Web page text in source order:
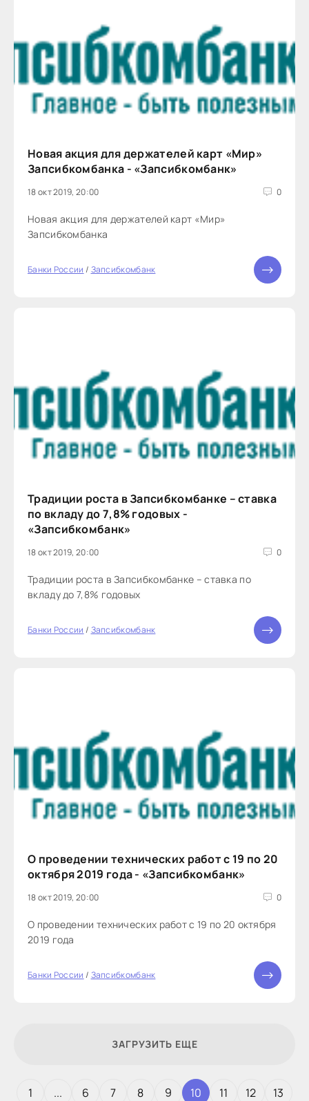
Новая акция для держателей карт «Мир»
Запсибкомбанка - «Запсибкомбанк»
18 окт 2019, 20:00 0
Новая акция для держателей карт «Мир»
Запсибкомбанка
Банки России / Запсибкомбанк
Традиции роста в Запсибкомбанке – ставка
по вкладу до 7,8% годовых -
«Запсибкомбанк»
18 окт 2019, 20:00 0
Традиции роста в Запсибкомбанке – ставка по
вкладу до 7,8% годовых
Банки России / Запсибкомбанк
О проведении технических работ с 19 по 20
октября 2019 года - «Запсибкомбанк»
18 окт 2019, 20:00 0
О проведении технических работ с 19 по 20 октября
2019 года
Банки России / Запсибкомбанк
ЗАГРУЗИТЬ ЕЩЕ
1 ... 6 7 8 9 10 11 12
13